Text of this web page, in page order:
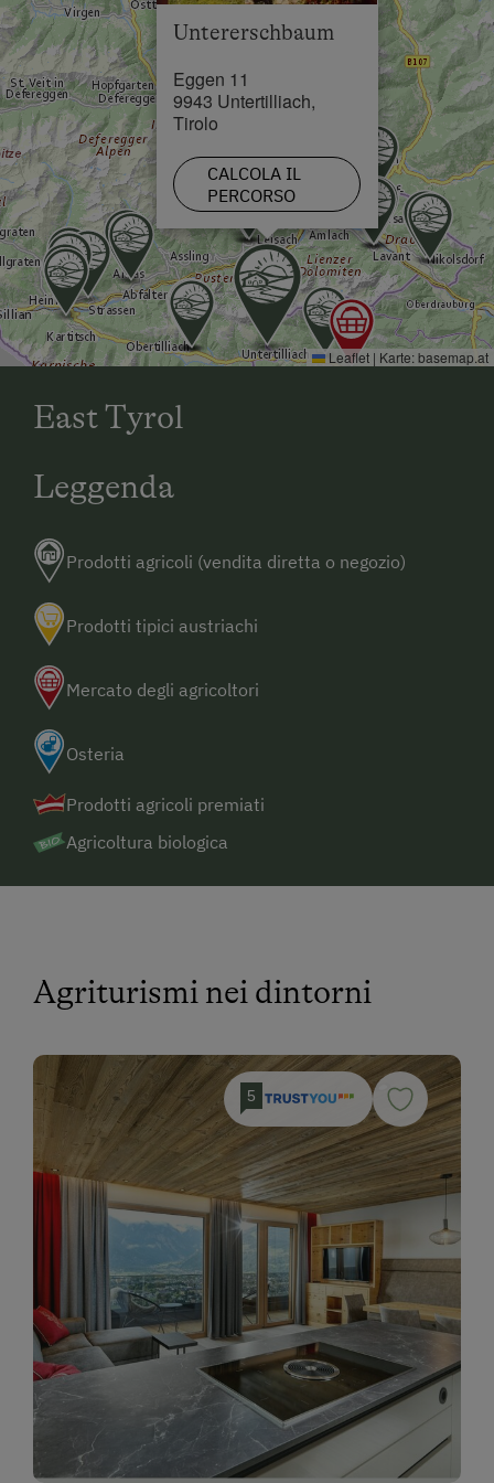
Untererschbaum
Eggen 11
9943 Untertilliach,
Tirolo
CALCOLA IL
PERCORSO
Leaflet | Karte:basemap.at
East Tyrol
Leggenda
Prodotti agricoli (vendita diretta o negozio)
Prodotti tipici austriachi
Mercato degli agricoltori
Osteria
Prodotti agricoli premiati
Agricoltura biologica
Agriturismi nei dintorni
5